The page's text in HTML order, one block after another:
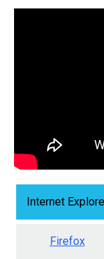
Internet
Firefox